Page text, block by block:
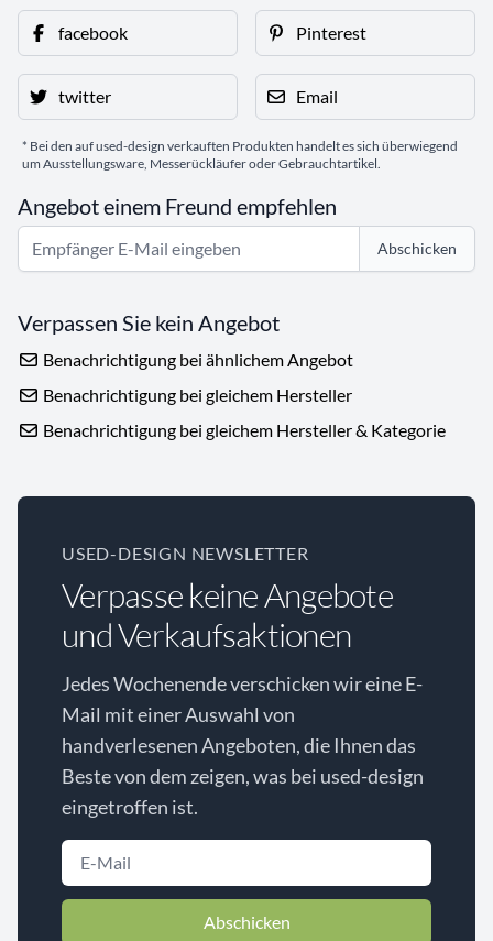
facebook Pinterest
twitter Email
* Bei den auf used-design verkauften Produkten handelt es sich überwiegend
um Ausstellungsware, Messerückläufer oder Gebrauchtartikel.
Angebot einem Freund empfehlen
Abschicken
Verpassen Sie kein Angebot
Benachrichtigung bei ähnlichem Angebot
Benachrichtigung bei gleichem Hersteller
Benachrichtigung bei gleichem Hersteller & Kategorie
USED-DESIGN NEWSLETTER
Verpasse keine Angebote
und Verkaufsaktionen
Jedes Wochenende verschicken wir eine E-
Mail mit einer Auswahl von
handverlesenen Angeboten, die Ihnen das
Beste von dem zeigen, was bei used-design
eingetroffen ist.
Abschicken